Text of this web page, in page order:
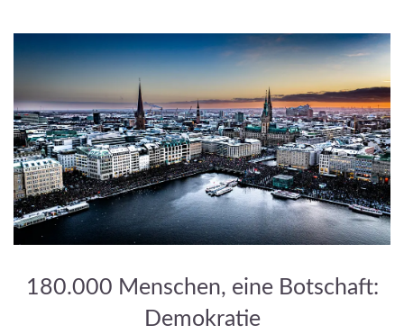
180.000 Menschen, eine Botschaft:
Demokratie